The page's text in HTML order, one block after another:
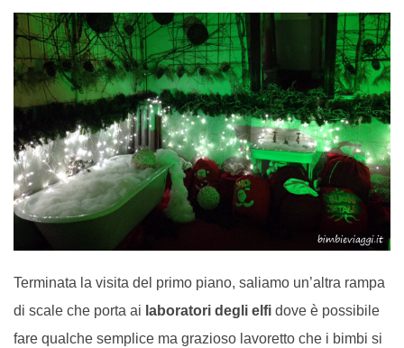
Terminata la visita del primo piano, saliamo un’altra rampa
di scale che porta ai laboratori degli elfi dove è possibile
fare qualche semplice ma grazioso lavoretto che i bimbi si